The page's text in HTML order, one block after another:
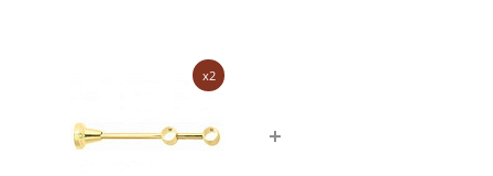
x2